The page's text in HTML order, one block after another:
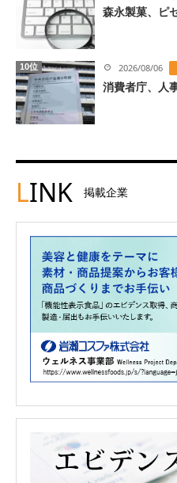
森永製菓、ピ
10位 2026/08/06
消費者庁、人
LINK 掲載企業